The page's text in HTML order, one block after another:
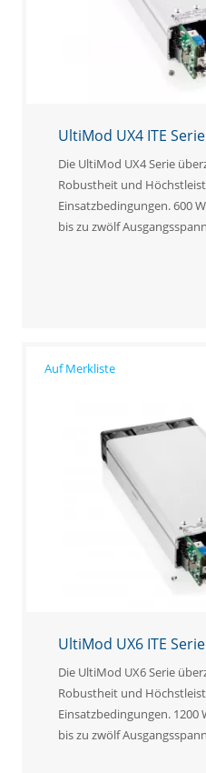
UltiMod UX4 ITE Serie
Die UltiMod UX4 Serie
Robustheit und
Einsatzbedingungen. 600
bis zu zwölf
UltiMod UX6 ITE Serie
Die UltiMod UX6 Serie
Robustheit und
Einsatzbedingungen.
bis zu zwölf